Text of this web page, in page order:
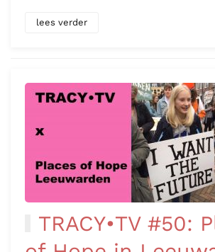
lees verder
TRACY•TV #50: